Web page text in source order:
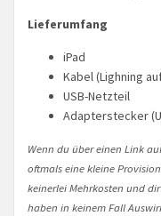
Lieferumfang
iPad
Kabel (Lighning
USB-Netzteil
Adapterstecker
Wenn du über einen Link
oftmals eine kleine
keinerlei Mehrkosten und
haben in keinem Fall